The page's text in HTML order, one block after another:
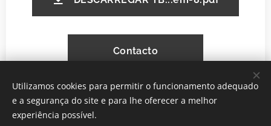
Contacto
THE BUSINESS SCHOOL, Buganvilia Plaza 1 Quinta do Lago,
Utilizamos cookies para permitir o funcionamento adequado
e a segurança do site e para lhe oferecer a melhor
experiência possível.